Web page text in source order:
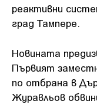
реактивни
град Тампере.
Новината
Първият
по отбрана в
Журавльов